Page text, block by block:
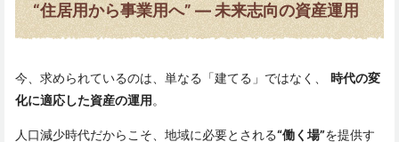
“住居用から事業用へ” — 未来志向の資産運用
今、求められているのは、単なる「建てる」ではなく、 時代の変
化に適応した資産の運用。
人口減少時代だからこそ、地域に必要とされる“働く場”を提供す